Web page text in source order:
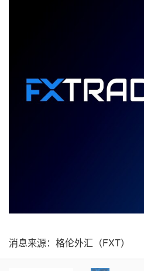
消息来源：格伦外汇（FXT）